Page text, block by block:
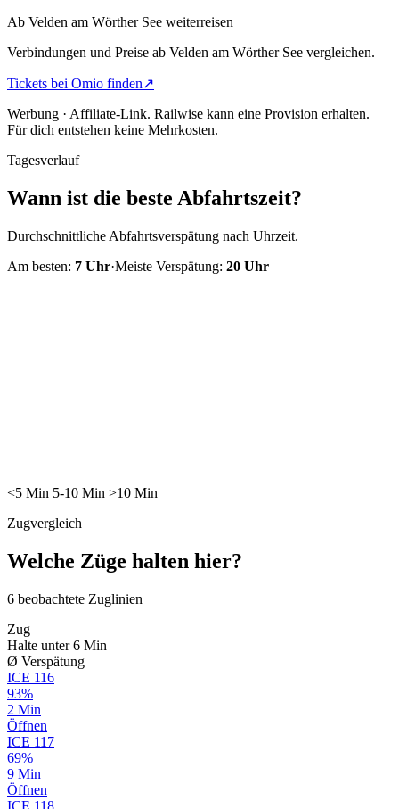
Ab Velden am Wörther See weiterreisen
Verbindungen und Preise ab Velden am Wörther See vergleichen.
Tickets bei Omio finden↗
Werbung · Affiliate-Link. Railwise kann eine Provision erhalten.
Für dich entstehen keine Mehrkosten.
Tagesverlauf
Wann ist die beste Abfahrtszeit?
Durchschnittliche Abfahrtsverspätung nach Uhrzeit.
Am besten: 7 Uhr·Meiste Verspätung: 20 Uhr
<5 Min 5-10 Min >10 Min
Zugvergleich
Welche Züge halten hier?
6 beobachtete Zuglinien
Zug
Halte unter 6 Min
Ø Verspätung
ICE 116
93%
2 Min
Öffnen
ICE 117
69%
9 Min
Öffnen
ICE 118